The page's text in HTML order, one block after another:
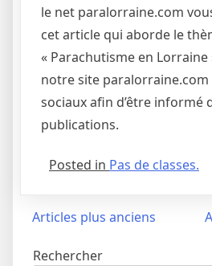
le net paralorraine.com
cet article qui aborde le
« Parachutisme en Lorraine
notre site paralorraine.com
sociaux afin d’être informé
publications.
Posted in Pas de classes.
Navigation
des
Articles plus anciens
Rechercher